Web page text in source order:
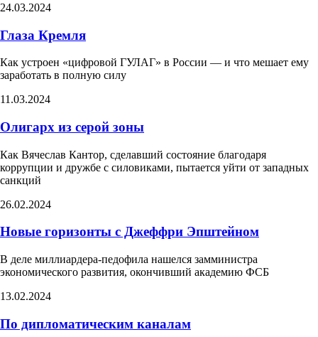
24.03.2024
Глаза Кремля
Как устроен «цифровой ГУЛАГ» в России — и что мешает ему
заработать в полную силу
11.03.2024
Олигарх из серой зоны
Как Вячеслав Кантор, сделавший состояние благодаря
коррупции и дружбе с силовиками, пытается уйти от западных
санкций
26.02.2024
Новые горизонты с Джеффри Эпштейном
В деле миллиардера-педофила нашелся замминистра
экономического развития, окончивший академию ФСБ
13.02.2024
По дипломатическим каналам